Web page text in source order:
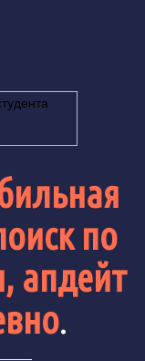
по
апдейт
.